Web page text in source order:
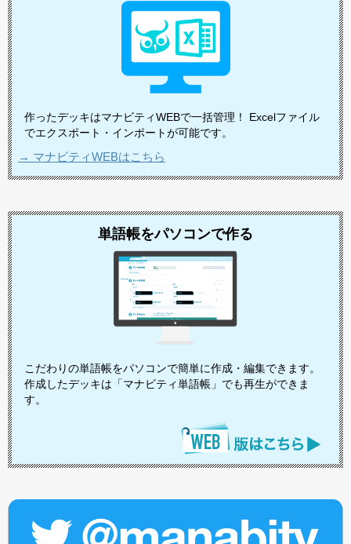
作ったデッキはマナビティWEBで一括管理！ Excelファイル
でエクスポート・インポートが可能です。
→ マナビティWEBはこちら
単語帳をパソコンで作る
こだわりの単語帳をパソコンで簡単に作成・編集できます。
作成したデッキは「マナビティ単語帳」でも再生ができま
す。